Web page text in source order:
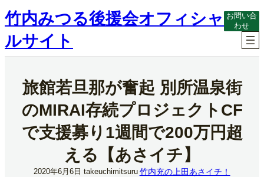
内
容
ス
キ
竹内みつる後援会オフィシャ
ルサイト
お問い合
わせ
旅館若旦那が奮起 別所温泉街
のMIRAI存続プロジェクトCF
で支援募り1週間で200万円超
える【あさイチ】
2020年6月6日 takeuchimitsuru 竹内充の上田あさイチ！